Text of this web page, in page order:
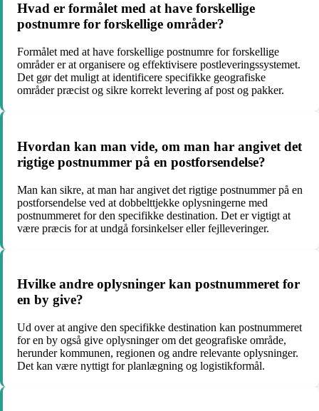
Hvad er formålet med at have forskellige
postnumre for forskellige områder?
Formålet med at have forskellige postnumre for forskellige
områder er at organisere og effektivisere postleveringssystemet.
Det gør det muligt at identificere specifikke geografiske
områder præcist og sikre korrekt levering af post og pakker.
Hvordan kan man vide, om man har angivet det
rigtige postnummer på en postforsendelse?
Man kan sikre, at man har angivet det rigtige postnummer på en
postforsendelse ved at dobbelttjekke oplysningerne med
postnummeret for den specifikke destination. Det er vigtigt at
være præcis for at undgå forsinkelser eller fejlleveringer.
Hvilke andre oplysninger kan postnummeret for
en by give?
Ud over at angive den specifikke destination kan postnummeret
for en by også give oplysninger om det geografiske område,
herunder kommunen, regionen og andre relevante oplysninger.
Det kan være nyttigt for planlægning og logistikformål.